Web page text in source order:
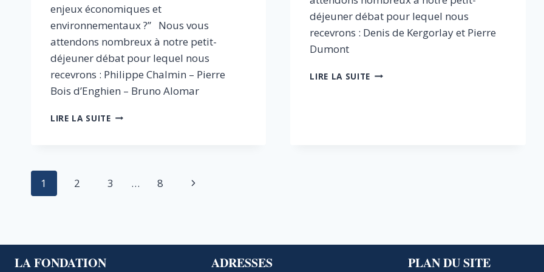
enjeux économiques et
environnementaux ?” Nous vous
attendons nombreux à notre petit-
déjeuner débat pour lequel nous
recevrons : Philippe Chalmin – Pierre
Bois d’Enghien – Bruno Alomar
LIRE LA SUITEHUILE
ENJEUX
déjeuner débat pour lequel nous
recevrons : Denis de Kergorlay et Pierre
Dumont
LIRE LA SUITE EOLIENNES
Navigation
1 2 3 … 8
Page
LA FONDATION ADRESSES PLAN DU SITE